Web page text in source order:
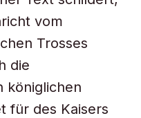
vom
Trosses
die
königlichen
für des Kaisers